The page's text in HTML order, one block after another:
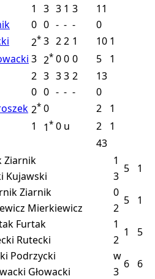
1 3 3 1 3
11
0 0 - - -
0
2* 3 22 1 10 1
3 2* 00 0 5
1
2 3 33 2
13
0 0 - - -
0
2* 0 2
1
1 1* 0 u 2
1
43
Ziarnik 1
5 1
Kujawski
3
Ziarnik 0
5 1
Mierkiewicz
2
Furtak 1
1 5
Rutecki
2
Podrzycki w
6 6
Głowacki
3